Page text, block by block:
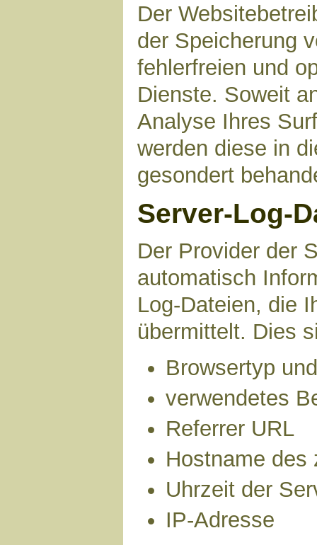
Der
der Speicherung
fehlerfreien und
Dienste. Soweit
Analyse Ihres
werden diese in
gesondert
Server-Log-
Der Provider der
automatisch
Log-Dateien, die
übermittelt. Dies
Browsertyp
verwendetes
Referrer URL
Hostname des
Uhrzeit der
IP-Adresse